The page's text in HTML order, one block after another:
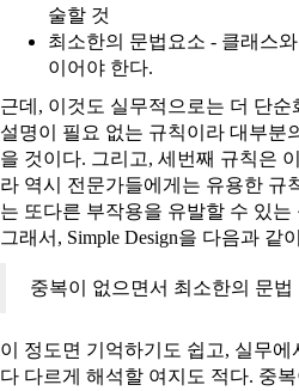
술할 것
최소한의 문법요소 - 클래스
이어야 한다.
근데, 이것도 실무적으로는 더 단
설명이 필요 없는 규칙이라 대부분
을 것이다. 그리고, 세번째 규칙은
라 역시 전문가들에게는 유용한 규
는 또다른 부작용을 유발할 수 있
그래서, Simple Design을 다음과 같
중복이 없으면서 최소한의 문법
이 정도면 기억하기도 쉽고, 실무
다 다르게 해석할 여지도 적다. 중